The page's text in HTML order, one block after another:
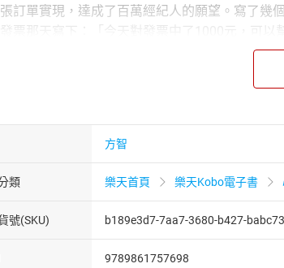
訂單實現，達成了百萬經紀人的願望。寫了幾
初寫下的願望居然不到半年就做到了，真的非
網路拍賣的賣家，賣的東西是較小金額的文具
願望真的一直在實現！
3分鐘未來日記》？
問題！本書有詳細說明做法，新讀者也能一秒上
習進入心想事成的頻率！
來日記實現機率的重點：
方智
類 樂天首頁 樂天Kobo電子書
號(SKU) b189e3d7-7aa7-3680-b427-
9789861757698